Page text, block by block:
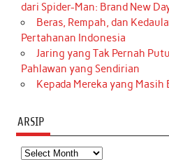
dari Spider-Man: Brand New
Beras, Rempah, dan
Pertahanan Indonesia
Jaring yang Tak Pernah
Pahlawan yang Sendirian
Kepada Mereka yang
ARSIP
Arsip